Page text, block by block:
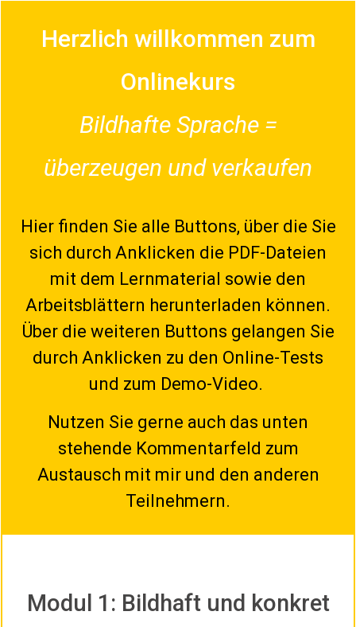
Herzlich willkommen zum
Onlinekurs
Bildhafte Sprache =
überzeugen und verkaufen
Hier finden Sie alle Buttons, über die Sie
sich durch Anklicken die PDF-Dateien
mit dem Lernmaterial sowie den
Arbeitsblättern herunterladen können.
Über die weiteren Buttons gelangen Sie
durch Anklicken zu den Online-Tests
und zum Demo-Video.
Nutzen Sie gerne auch das unten
stehende Kommentarfeld zum
Austausch mit mir und den anderen
Teilnehmern.
Modul 1: Bildhaft und konkret